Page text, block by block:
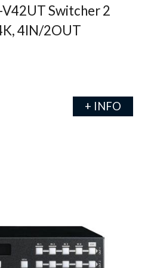
Switcher 2
4IN/2OUT
+ INFO